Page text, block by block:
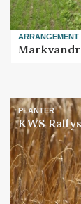
ARRANGEMENT
PLANTER
KWS